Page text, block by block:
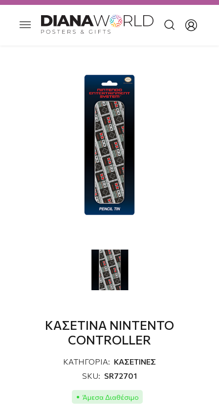
ΚΑΣΕΤΙΝΑ NINTENTO
CONTROLLER
ΚΑΤΗΓΟΡΙΑ: ΚΑΣΕΤΙΝΕΣ
SKU: SR72701
Άμεσα Διαθέσιμο